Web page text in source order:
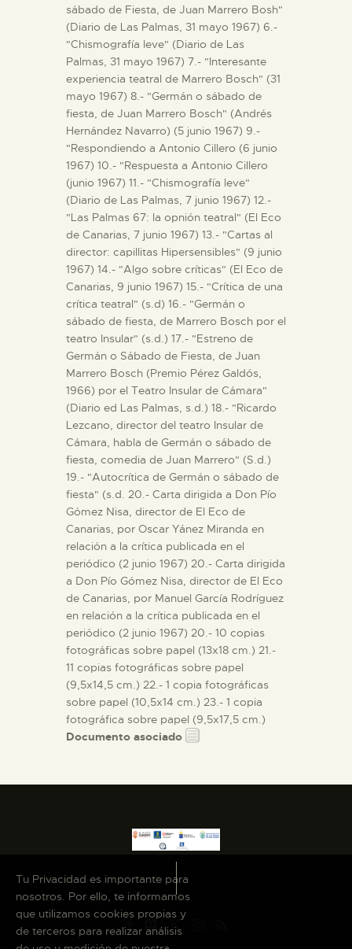
sábado de Fiesta, de Juan Marrero Bosh"
(Diario de Las Palmas, 31 mayo 1967) 6.-
"Chismografía leve" (Diario de Las
Palmas, 31 mayo 1967) 7.- "Interesante
experiencia teatral de Marrero Bosch" (31
mayo 1967) 8.- "Germán o sábado de
fiesta, de Juan Marrero Bosch" (Andrés
Hernández Navarro) (5 junio 1967) 9.-
"Respondiendo a Antonio Cillero (6 junio
1967) 10.- "Respuesta a Antonio Cillero
(junio 1967) 11.- "Chismografía leve"
(Diario de Las Palmas, 7 junio 1967) 12.-
"Las Palmas 67: la opnión teatral" (El Eco
de Canarias, 7 junio 1967) 13.- "Cartas al
director: capillitas Hipersensibles" (9 junio
1967) 14.- "Algo sobre críticas" (El Eco de
Canarias, 9 junio 1967) 15.- "Crítica de una
crítica teatral" (s.d) 16.- "Germán o
sábado de fiesta, de Marrero Bosch por el
teatro Insular" (s.d.) 17.- "Estreno de
Germán o Sábado de Fiesta, de Juan
Marrero Bosch (Premio Pérez Galdós,
1966) por el Teatro Insular de Cámara"
(Diario ed Las Palmas, s.d.) 18.- "Ricardo
Lezcano, director del teatro Insular de
Cámara, habla de Germán o sábado de
fiesta, comedia de Juan Marrero" (S.d.)
19.- "Autocrítica de Germán o sábado de
fiesta" (s.d. 20.- Carta dirigida a Don Pío
Gómez Nisa, director de El Eco de
Canarias, por Oscar Yánez Miranda en
relación a la crítica publicada en el
periódico (2 junio 1967) 20.- Carta dirigida
a Don Pío Gómez Nisa, director de El Eco
de Canarias, por Manuel García Rodríguez
en relación a la crítica publicada en el
periódico (2 junio 1967) 20.- 10 copias
fotográficas sobre papel (13x18 cm.) 21.-
11 copias fotográficas sobre papel
(9,5x14,5 cm.) 22.- 1 copia fotográficas
sobre papel (10,5x14 cm.) 23.- 1 copia
fotográfica sobre papel (9,5x17,5 cm.)
Documento asociado
Tu Privacidad es importante para
nosotros. Por ello, te informamos
que utilizamos cookies propias y
de terceros para realizar análisis